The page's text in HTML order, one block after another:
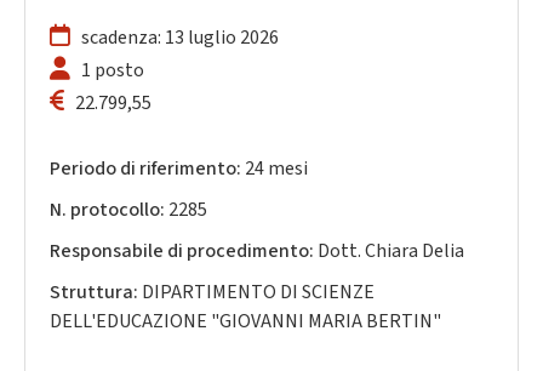
scadenza: 13 luglio 2026
1 posto
22.799,55
Periodo di riferimento: 24 mesi
N. protocollo: 2285
Responsabile di procedimento: Dott. Chiara Delia
Struttura: DIPARTIMENTO DI SCIENZE
DELL'EDUCAZIONE "GIOVANNI MARIA BERTIN"